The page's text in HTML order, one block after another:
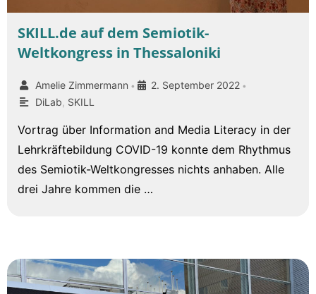
SKILL.de auf dem Semiotik-
Weltkongress in Thessaloniki
Amelie Zimmermann • 2. September 2022 •
DiLab SKILL
Vortrag über Information and Media Literacy in der
Lehrkräftebildung COVID-19 konnte dem Rhythmus
des Semiotik-Weltkongresses nichts anhaben. Alle
drei Jahre kommen die …